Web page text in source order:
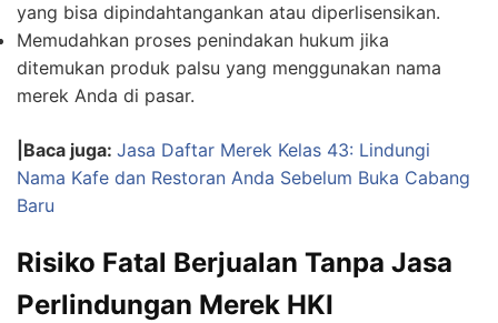
yang bisa dipindahtangankan atau diperlisensikan.
Memudahkan proses penindakan hukum jika
ditemukan produk palsu yang menggunakan nama
merek Anda di pasar.
|Baca juga: Jasa Daftar Merek Kelas 43: Lindungi
Nama Kafe dan Restoran Anda Sebelum Buka Cabang
Baru
Risiko Fatal Berjualan Tanpa Jasa
Perlindungan Merek HKI